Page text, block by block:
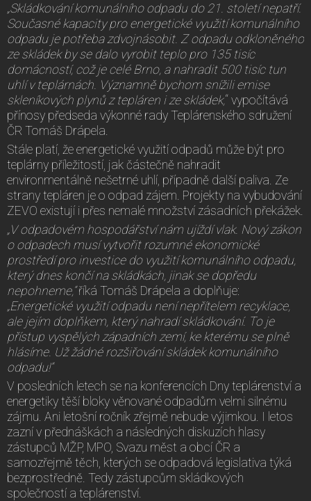
„Skládkování komunálního odpadu do 21. století nepatří.
Současné kapacity pro energetické využití komunálního
odpadu je potřeba zdvojnásobit. Z odpadu odkloněného
ze skládek by se dalo vyrobit teplo pro 135 tisíc
domácností, což je celé Brno, a nahradit 500 tisíc tun
uhlí v teplárnách. Významně bychom snížili emise
skleníkových plynů z tepláren i ze skládek,“ vypočítává
přínosy předseda výkonné rady Teplárenského sdružení
ČR Tomáš Drápela.
Stále platí, že energetické využití odpadů může být pro
teplárny příležitostí, jak částečně nahradit
environmentálně nešetrné uhlí, případně další paliva. Ze
strany tepláren je o odpad zájem. Projekty na vybudování
ZEVO existují i přes nemalé množství zásadních překážek.
„V odpadovém hospodářství nám ujíždí vlak. Nový zákon
o odpadech musí vytvořit rozumné ekonomické
prostředí pro investice do využití komunálního odpadu,
který dnes končí na skládkách, jinak se dopředu
nepohneme,“říká Tomáš Drápela a doplňuje:
„Energetické využití odpadu není nepřítelem recyklace,
ale jejím doplňkem, který nahradí skládkování. To je
přístup vyspělých západních zemí, ke kterému se plně
hlásíme. Už žádné rozšiřování skládek komunálního
odpadu!“
V posledních letech se na konferencích Dny teplárenství a
energetiky těší bloky věnované odpadům velmi silnému
zájmu. Ani letošní ročník zřejmě nebude výjimkou. I letos
zazní v přednáškách a následných diskuzích hlasy
zástupců MŽP, MPO, Svazu měst a obcí ČR a
samozřejmě těch, kterých se odpadová legislativa týká
bezprostředně. Tedy zástupcům skládkových
společností a teplárenství.